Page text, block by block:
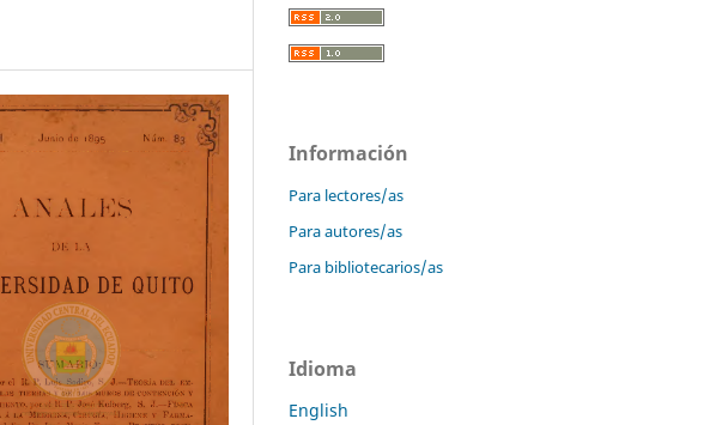
Información
Para lectores/as
Para autores/as
Para bibliotecarios/as
Idioma
English